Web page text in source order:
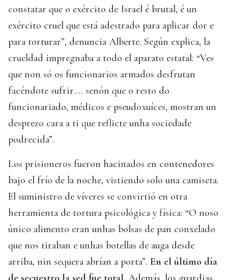
constatar que o exército de Israel é brutal, é un
exército cruel que está adestrado para aplicar dor e
para torturar”, denuncia Alberte. Según explica, la
crueldad impregnaba a todo el aparato estatal: “Ves
que non só os funcionarios armados desfrutan
facéndote sufrir.... senón que o resto do
funcionariado, médicos e pseudoxuíces, mostran un
desprezo cara a ti que reflicte unha sociedade
podrecida”.
Los prisioneros fueron hacinados en contenedores
bajo el frío de la noche, vistiendo solo una camiseta.
El suministro de víveres se convirtió en otra
herramienta de tortura psicológica y física: “O noso
único alimento eran unhas bolsas de pan conxelado
que nos tiraban e unhas botellas de auga desde
arriba, nin sequera abrían a porta”. En el último día